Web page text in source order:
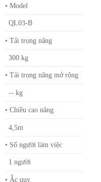
• Model
QL03-B
• Tải trọng nâng
300 kg
• Tải trọng nâng mở rộng
-- kg
• Chiều cao nâng
4,5m
• Số người làm việc
1 người
• Ắc quy